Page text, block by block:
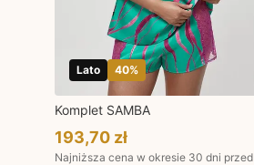
Lato 40%
Komplet SAMBA
193,70 zł
Najniższa cena w okresie 30 dni przed